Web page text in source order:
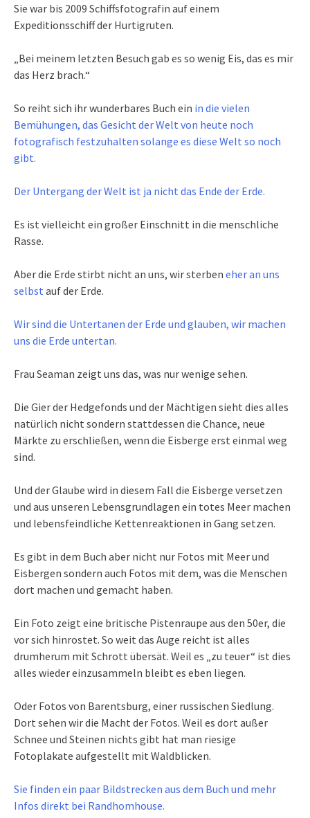
Sie war bis 2009 Schiffsfotografin auf einem
Expeditionsschiff der Hurtigruten.
„Bei meinem letzten Besuch gab es so wenig Eis, das es mir
das Herz brach.“
So reiht sich ihr wunderbares Buch ein in die vielen
Bemühungen, das Gesicht der Welt von heute noch
fotografisch festzuhalten solange es diese Welt so noch
gibt.
Der Untergang der Welt ist ja nicht das Ende der Erde.
Es ist vielleicht ein großer Einschnitt in die menschliche
Rasse.
Aber die Erde stirbt nicht an uns, wir sterben eher an uns
selbst auf der Erde.
Wir sind die Untertanen der Erde und glauben, wir machen
uns die Erde untertan.
Frau Seaman zeigt uns das, was nur wenige sehen.
Die Gier der Hedgefonds und der Mächtigen sieht dies alles
natürlich nicht sondern stattdessen die Chance, neue
Märkte zu erschließen, wenn die Eisberge erst einmal weg
sind.
Und der Glaube wird in diesem Fall die Eisberge versetzen
und aus unseren Lebensgrundlagen ein totes Meer machen
und lebensfeindliche Kettenreaktionen in Gang setzen.
Es gibt in dem Buch aber nicht nur Fotos mit Meer und
Eisbergen sondern auch Fotos mit dem, was die Menschen
dort machen und gemacht haben.
Ein Foto zeigt eine britische Pistenraupe aus den 50er, die
vor sich hinrostet. So weit das Auge reicht ist alles
drumherum mit Schrott übersät. Weil es „zu teuer“ ist dies
alles wieder einzusammeln bleibt es eben liegen.
Oder Fotos von Barentsburg, einer russischen Siedlung.
Dort sehen wir die Macht der Fotos. Weil es dort außer
Schnee und Steinen nichts gibt hat man riesige
Fotoplakate aufgestellt mit Waldblicken.
Sie finden ein paar Bildstrecken aus dem Buch und mehr
Infos direkt bei Randhomhouse.